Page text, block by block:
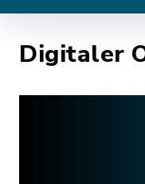
Digitaler